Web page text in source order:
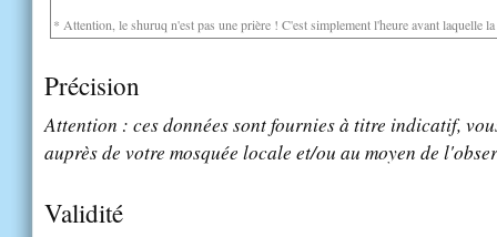
* Attention, le shuruq n'est pas une prière ! C'est simplement l'heure avant laquelle
Précision
Attention : ces données sont fournies à titre indicatif,
auprès de votre mosquée locale et/ou au moyen de
Validité